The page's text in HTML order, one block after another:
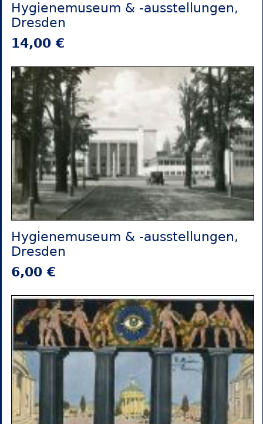
Hygienemuseum & -ausstellungen,
Dresden
14,00 €
Hygienemuseum & -ausstellungen,
Dresden
6,00 €